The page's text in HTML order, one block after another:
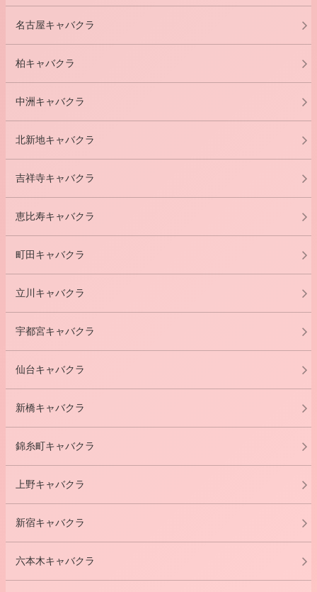
名古屋キャバクラ
柏キャバクラ
中洲キャバクラ
北新地キャバクラ
吉祥寺キャバクラ
恵比寿キャバクラ
町田キャバクラ
立川キャバクラ
宇都宮キャバクラ
仙台キャバクラ
新橋キャバクラ
錦糸町キャバクラ
上野キャバクラ
新宿キャバクラ
六本木キャバクラ